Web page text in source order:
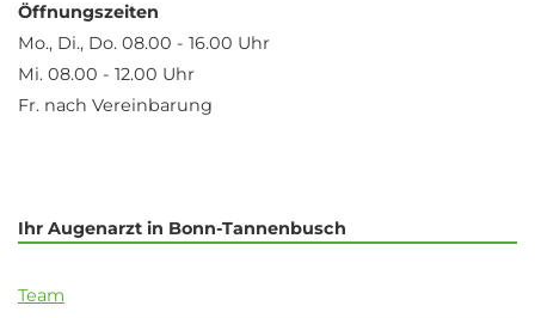
Öffnungszeiten
Mo., Di., Do. 08.00 - 16.00 Uhr
Mi. 08.00 - 12.00 Uhr
Fr. nach Vereinbarung
Ihr Augenarzt in Bonn-Tannenbusch
Team